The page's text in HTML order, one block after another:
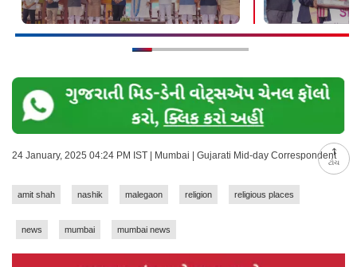
ટોચ
24 January, 2025 04:24 PM IST | Mumbai | Gujarati Mid-day Correspondent
amit shah nashik malegaon religion religious places
news mumbai mumbai news